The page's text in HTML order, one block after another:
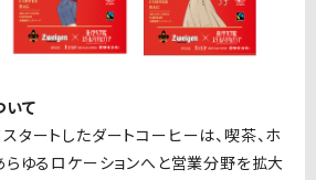
て
タートしたダートコーヒーは、喫茶、ホ
らゆるロケーションへと営業分野を拡大